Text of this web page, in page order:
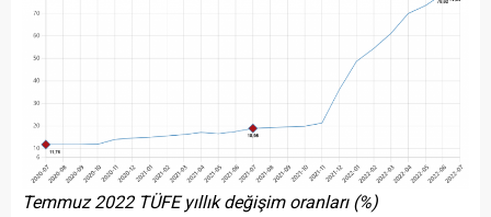
Temmuz 2022 TÜFE yıllık değişim oranları (%)